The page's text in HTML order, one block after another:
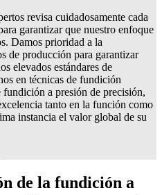
revisa cuidadosamente cada
garantizar que nuestro enfoque
Damos prioridad a la
de producción para garantizar
elevados estándares de
en técnicas de fundición
a presión de precisión,
tanto en la función como
instancia el valor global de su
de la fundición a